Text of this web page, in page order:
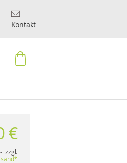
Kontakt
Anmelden
€
zzgl.